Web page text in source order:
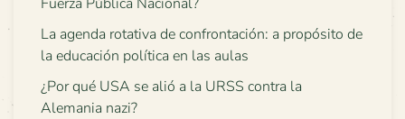
La agenda rotativa de confrontación: a propósito de
la educación política en las aulas
¿Por qué USA se alió a la URSS contra la
Alemania nazi?